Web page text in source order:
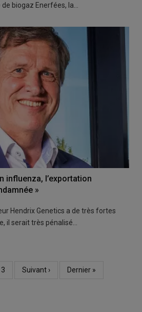
biogaz Enerfées, la…
influenza, l’exportation
»
Hendrix Genetics a de très fortes
il serait très pénalisé…
Page
3
Page
Suivant ›
Dernière
Dernier »